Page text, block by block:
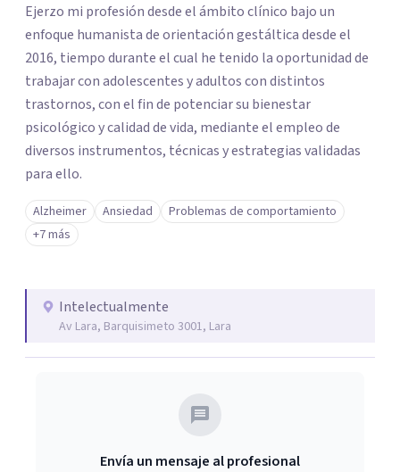
Ejerzo mi profesión desde el ámbito clínico bajo un
enfoque humanista de orientación gestáltica desde el
2016, tiempo durante el cual he tenido la oportunidad de
trabajar con adolescentes y adultos con distintos
trastornos, con el fin de potenciar su bienestar
psicológico y calidad de vida, mediante el empleo de
diversos instrumentos, técnicas y estrategias validadas
para ello.
Alzheimer Ansiedad
Problemas de comportamiento
+7 más
Intelectualmente
Av Lara, Barquisimeto 3001, Lara
Envía un mensaje al profesional